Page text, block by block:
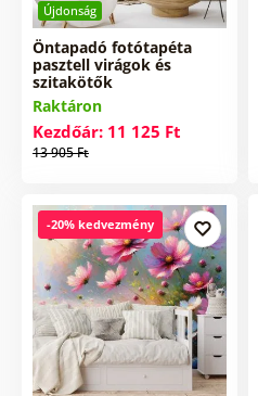
Újdonság
Öntapadó fotótapéta
pasztell virágok és
szitakötők
Raktáron
Kezdőár: 11 125 Ft
13 905 Ft
-20% kedvezmény